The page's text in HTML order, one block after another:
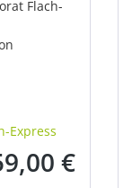
Flach-
Express
Preis:
€